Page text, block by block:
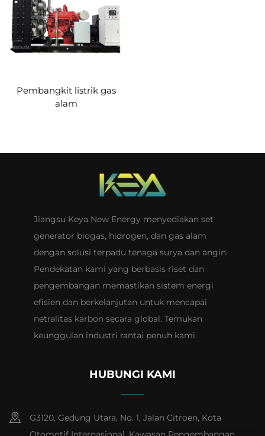
listrik).
Pembangkit listrik gas
alam
Jiangsu Keya New Energy menyediakan set
generator biogas, hidrogen, dan gas alam
dengan solusi terpadu tenaga surya dan angin.
Pendekatan kami yang berbasis riset dan
pengembangan memastikan sistem energi
efisien dan berkelanjutan untuk mencapai
netralitas karbon secara global. Temukan
keunggulan industri rantai penuh kami.
HUBUNGI KAMI
G3120, Gedung Utara, No. 1, Jalan Citroen, Kota